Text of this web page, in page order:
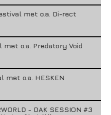
met o.a. Di-rect
met o.a. Predatory Void
met o.a. HESKEN
- DAK SESSION #3